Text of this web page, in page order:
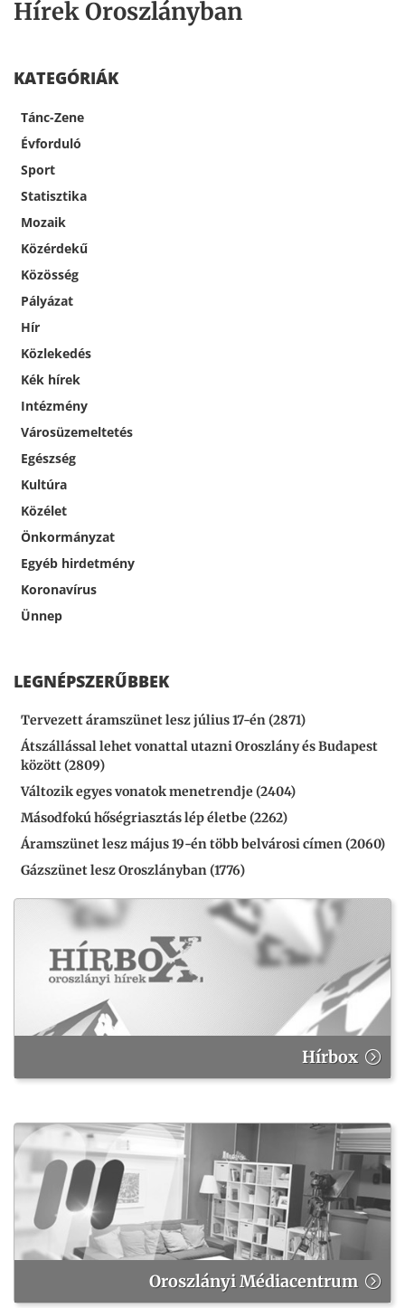
Hírek Oroszlányban
KATEGÓRIÁK
Tánc-Zene
Évforduló
Sport
Statisztika
Mozaik
Közérdekű
Közösség
Pályázat
Hír
Közlekedés
Kék hírek
Intézmény
Városüzemeltetés
Egészség
Kultúra
Közélet
Önkormányzat
Egyéb hirdetmény
Koronavírus
Ünnep
LEGNÉPSZERŰBBEK
Tervezett áramszünet lesz július 17-én (2871)
Átszállással lehet vonattal utazni Oroszlány és Budapest
között (2809)
Változik egyes vonatok menetrendje (2404)
Másodfokú hőségriasztás lép életbe (2262)
Áramszünet lesz május 19-én több belvárosi címen (2060)
Gázszünet lesz Oroszlányban (1776)
Hírbox
Oroszlányi Médiacentrum